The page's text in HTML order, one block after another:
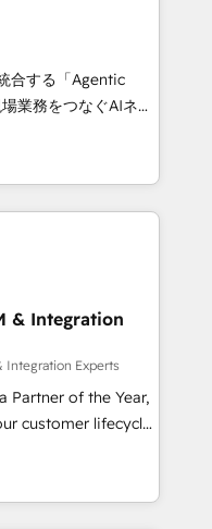
➤
workflows built
➤ Migration:
downtime, full data
marketing, and
Layer
Buying
a stale portal?
合する「Agentic
Eliteの実装
は何
盤に、AIエージェン
マーケティング・営
・グループ会社・部
再構築します。意
します。 1️⃣
タの一元化から、
Hub統合運用、デー
統合に対応します。
移行を設計・実装。
携させ、役割定義・
& Integration
Integration Experts
Partner of the Year,
customer lifecycle
ecosystem
(AI &
(Paid Media),